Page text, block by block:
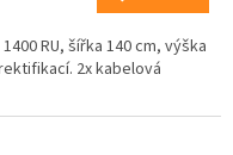
M
A
RU, šířka 140 cm, výška
2x kabelová